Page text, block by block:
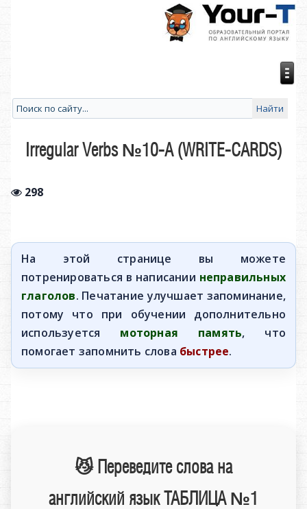
Irregular Verbs №10-A (WRITE-CARDS)
298
На этой странице вы можете
потренироваться в написании неправильных
глаголов. Печатание улучшает запоминание,
потому что при обучении дополнительно
используется моторная память, что
помогает запомнить слова быстрее.
😼 Переведите слова на
английский язык ТАБЛИЦА №1